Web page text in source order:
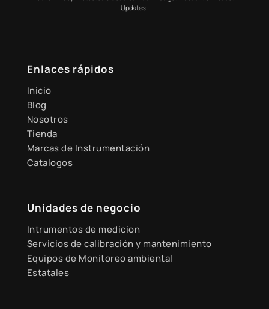
Updates.
Enlaces rápidos
Inicio
Blog
Nosotros
Tienda
Marcas de Instrumentación
Catalogos
Unidades de negocio
Intrumentos de medicion
Servicios de calibración y mantenimiento
Equipos de Monitoreo ambiental
Estatales